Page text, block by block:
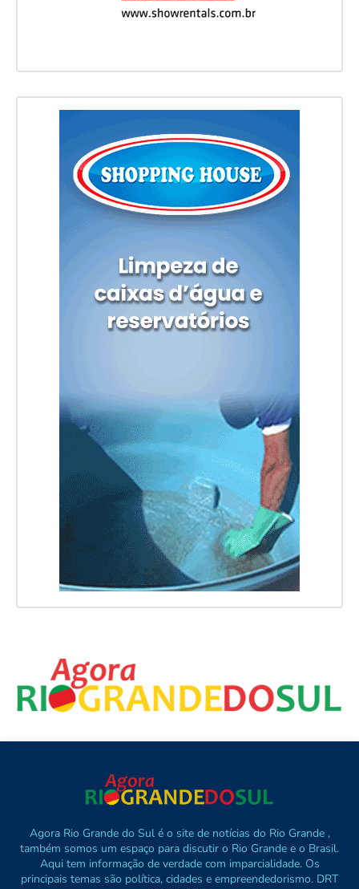
Agora Rio Grande do Sul é o site de notícias do Rio Grande ,
também somos um espaço para discutir o Rio Grande e o Brasil.
Aqui tem informação de verdade com imparcialidade. Os
principais temas são política, cidades e empreendedorismo. DRT